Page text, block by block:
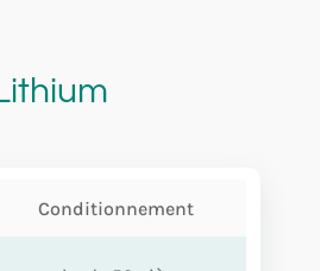
Conditionnement